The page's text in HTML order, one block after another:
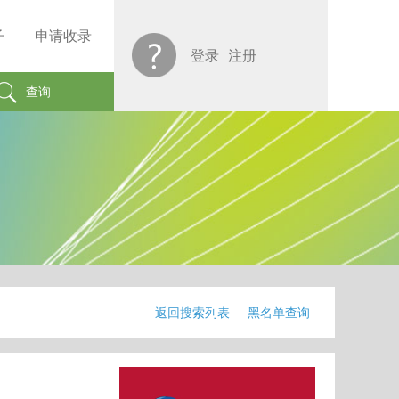
申请收录
查询
登录 注册
返回搜索列表 黑名单查询